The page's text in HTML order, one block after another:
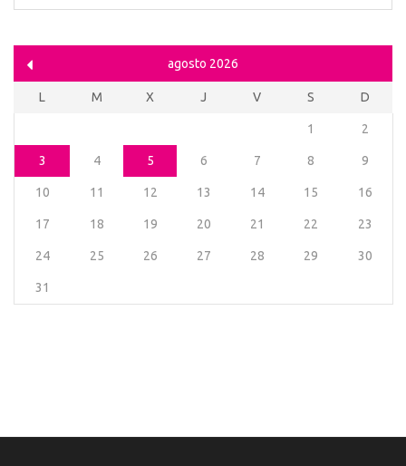
agosto 2026
L M X J V S D
1 2
3 4 5 6 7 8 9
10 11 12 13 14 15 16
17 18 19 20 21 22 23
24 25 26 27 28 29 30
31